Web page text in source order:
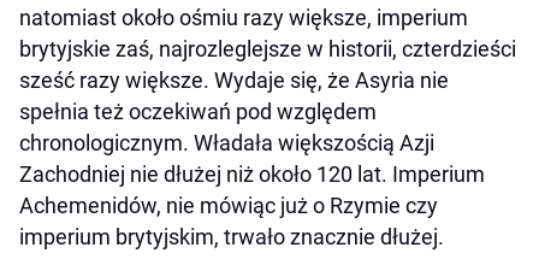
natomiast około ośmiu razy większe, imperium
brytyjskie zaś, najrozleglejsze w historii, czterdzieści
sześć razy większe. Wydaje się, że Asyria nie
spełnia też oczekiwań pod względem
chronologicznym. Władała większością Azji
Zachodniej nie dłużej niż około 120 lat. Imperium
Achemenidów, nie mówiąc już o Rzymie czy
imperium brytyjskim, trwało znacznie dłużej.